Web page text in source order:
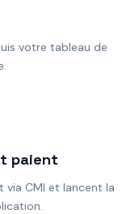
votre tableau de
paient
via CMI et lancent la